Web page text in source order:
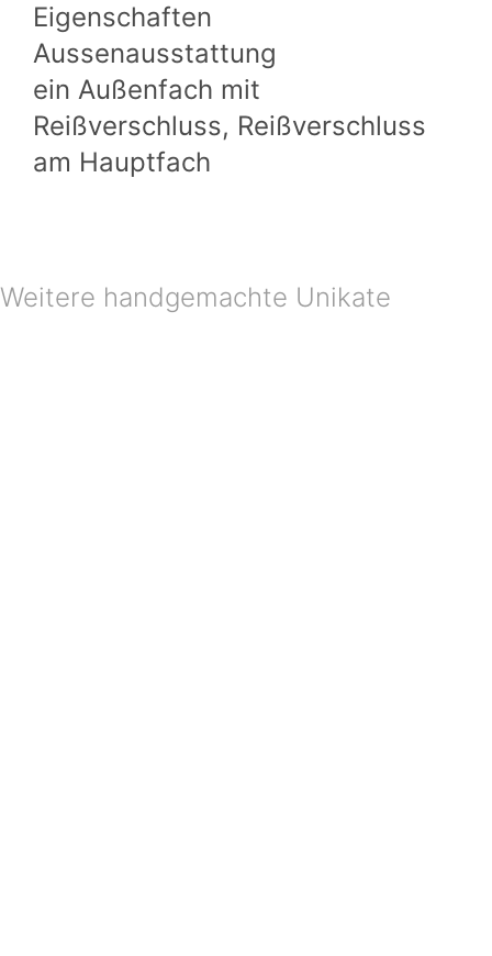
Eigenschaften
Aussenausstattung
ein Außenfach mit
Reißverschluss, Reißverschluss
am Hauptfach
Weitere handgemachte Unikate